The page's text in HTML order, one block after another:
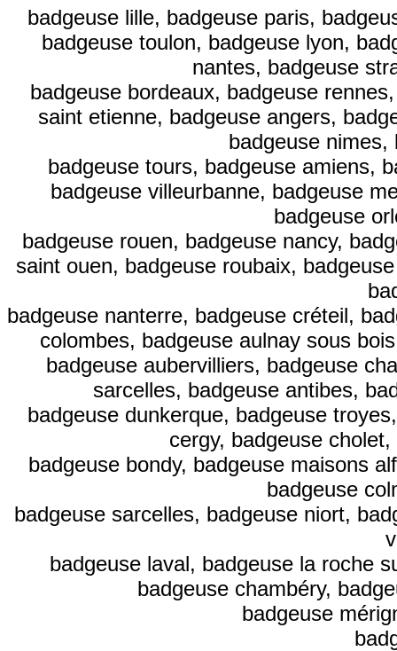
badgeuse lille, badgeuse paris,
badgeuse toulon, badgeuse lyon,
nantes, badgeuse
badgeuse bordeaux, badgeuse
saint etienne, badgeuse angers,
badgeuse nimes,
badgeuse tours, badgeuse amiens,
badgeuse villeurbanne, badgeuse
badgeuse
badgeuse rouen, badgeuse nancy,
saint ouen, badgeuse roubaix,
badgeuse nanterre, badgeuse créteil,
colombes, badgeuse aulnay sous
badgeuse aubervilliers, badgeuse
sarcelles, badgeuse antibes,
badgeuse dunkerque, badgeuse
cergy, badgeuse
badgeuse bondy, badgeuse maisons
badgeuse
badgeuse sarcelles, badgeuse niort,
badgeuse laval, badgeuse la roche
badgeuse chambéry,
badgeuse